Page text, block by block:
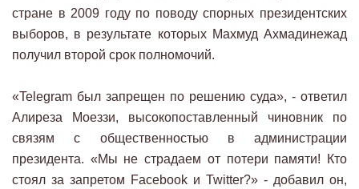
стране в 2009 году по поводу спорных президентских
выборов, в результате которых Махмуд Ахмадинежад
получил второй срок полномочий.
«Telegram был запрещен по решению суда», - ответил
Алиреза Моеззи, высокопоставленный чиновник по
связям с общественностью в администрации
президента. «Мы не страдаем от потери памяти! Кто
стоял за запретом Facebook и Twitter?» - добавил он,